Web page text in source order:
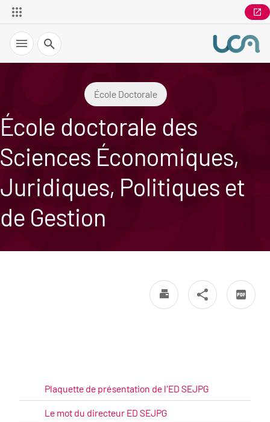
Recherche
École Doctorale
École doctorale des
Sciences Économiques,
Juridiques, Politiques et
de Gestion
Plaquette de présentation de l'ED SEJPG
Le mot du directeur ED SEJPG